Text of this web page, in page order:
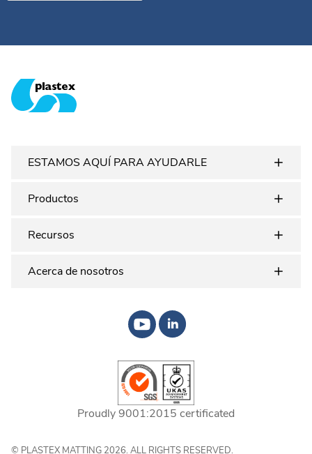
ESTAMOS AQUÍ PARA AYUDARLE
Productos
Recursos
Acerca de nosotros
Proudly 9001:2015 certificated
© PLASTEX MATTING 2026. ALL RIGHTS RESERVED.